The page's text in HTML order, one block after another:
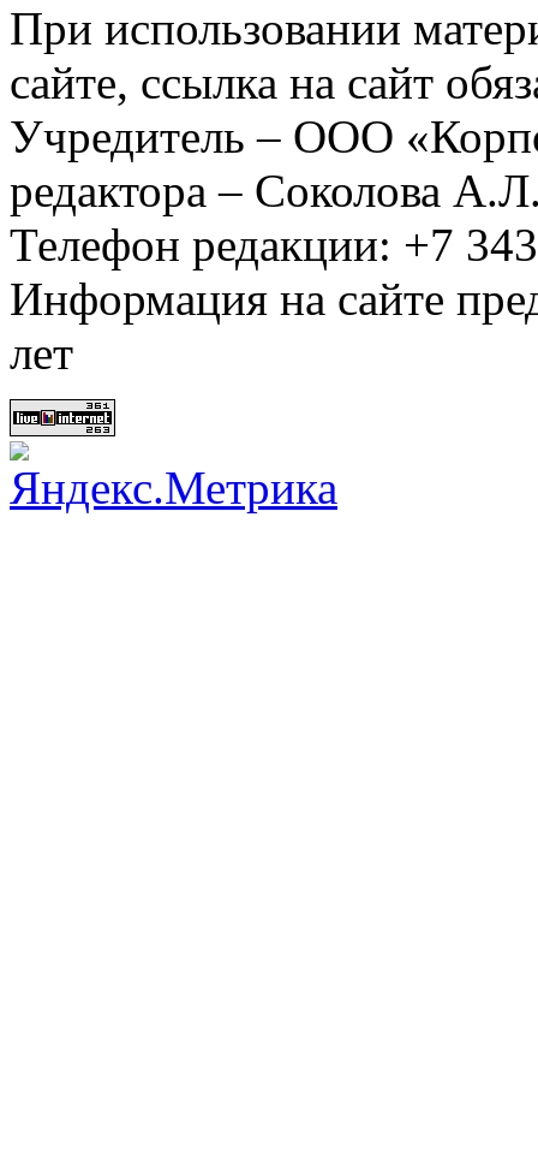
При использовании
сайте, ссылка на сайт
Учредитель – ООО
редактора – Соколова
Телефон редакции: +7
Информация на сайте
лет